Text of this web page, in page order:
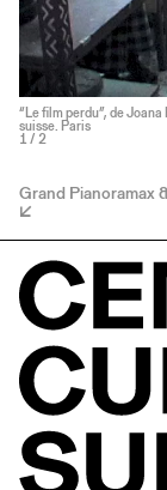
“Le film perdu”, de
suisse. Paris
1 / 2
Grand Pianoramax